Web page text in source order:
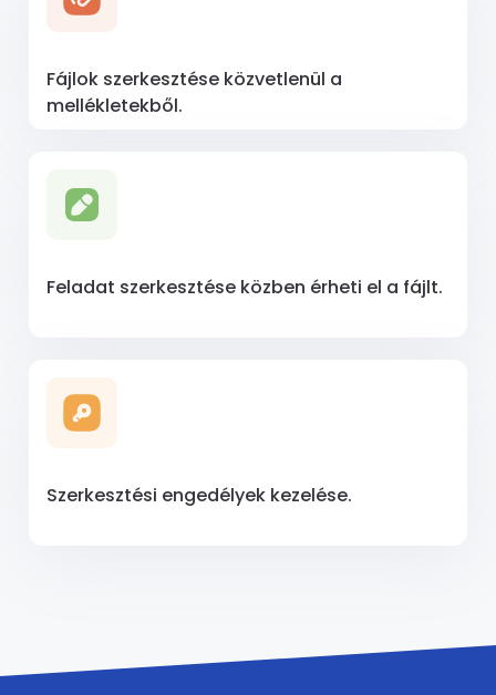
Fájlok szerkesztése közvetlenül a
mellékletekből.
Feladat szerkesztése közben érheti el a fájlt.
Szerkesztési engedélyek kezelése.